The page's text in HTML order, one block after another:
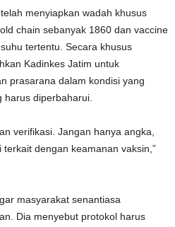
menyiapkan wadah khusus
chain sebanyak 1860 dan vaccine
tertentu. Secara khusus
Kadinkes Jatim untuk
prasarana dalam kondisi yang
diperbaharui.
verifikasi. Jangan hanya angka,
dengan keamanan vaksin,”
masyarakat senantiasa
Dia menyebut protokol harus